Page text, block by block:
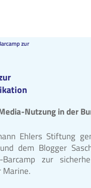
zur
Nutzung in der
Ehlers Stiftung
dem Blogger
zur
Marine.